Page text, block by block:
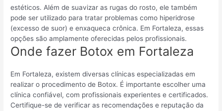
estéticos. Além de suavizar as rugas do rosto, ele também
pode ser utilizado para tratar problemas como hiperidrose
(excesso de suor) e enxaqueca crônica. Em Fortaleza, essas
opções são amplamente oferecidas pelos profissionais.
Onde fazer Botox em Fortaleza
Em Fortaleza, existem diversas clínicas especializadas em
realizar o procedimento de Botox. É importante escolher uma
clínica confiável, com profissionais experientes e certificados.
Certifique-se de verificar as recomendações e reputação da